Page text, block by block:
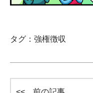
タグ： 強権徴収